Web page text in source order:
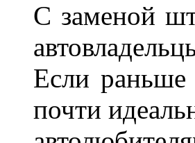
С заменой
Если раньше
почти